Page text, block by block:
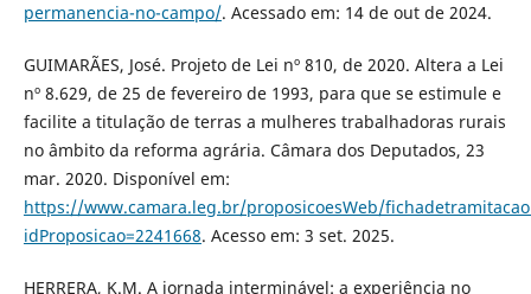
permanencia-no-campo/. Acessado em: 14 de out de 2024.
GUIMARÃES, José. Projeto de Lei nº 810, de 2020. Altera a Lei
nº 8.629, de 25 de fevereiro de 1993, para que se estimule e
facilite a titulação de terras a mulheres trabalhadoras rurais
no âmbito da reforma agrária. Câmara dos Deputados, 23
mar. 2020. Disponível em:
https://www.camara.leg.br/proposicoesWeb/
idProposicao=2241668. Acesso em: 3 set. 2025.
HERRERA, K.M. A jornada interminável: a experiência no